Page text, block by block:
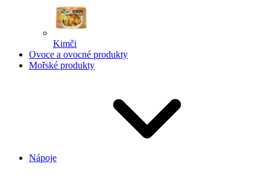
Kimči
Ovoce a ovocné produkty
Mořské produkty
Nápoje